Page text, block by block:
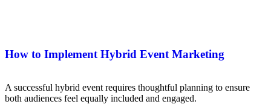
How to Implement Hybrid Event Marketing
A successful hybrid event requires thoughtful planning to ensure
both audiences feel equally included and engaged.